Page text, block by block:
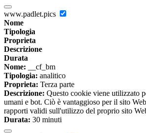
www.padlet.pics
Nome
Tipologia
Proprieta
Descrizione
Durata
Nome: __cf_bm
Tipologia: analitico
Proprieta: Terza parte
Descrizione: Questo cookie viene utilizzato
umani e bot. Ciò è vantaggioso per il sito
rapporti validi sull'utilizzo del proprio sito
Durata: 30 minuti